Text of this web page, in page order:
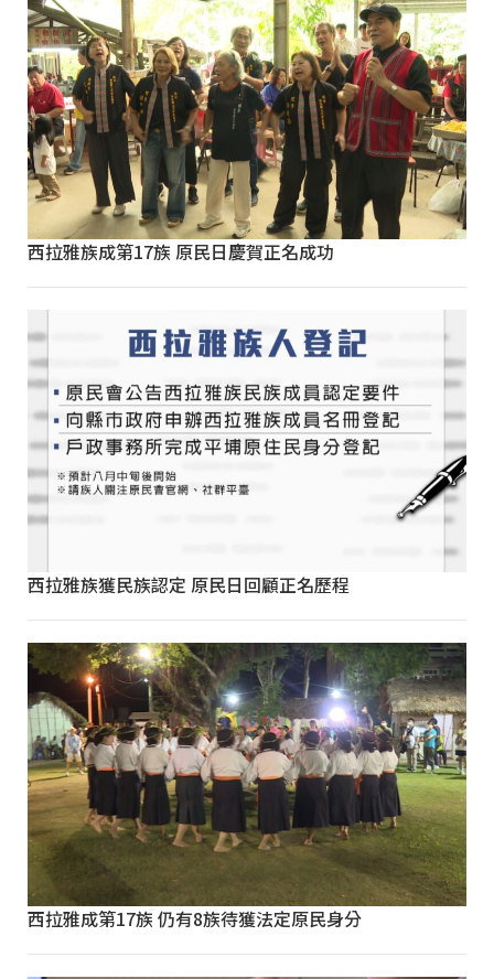
西拉雅族成第17族 原民日慶賀正名成功
西拉雅族獲民族認定 原民日回顧正名歷程
西拉雅成第17族 仍有8族待獲法定原民身分